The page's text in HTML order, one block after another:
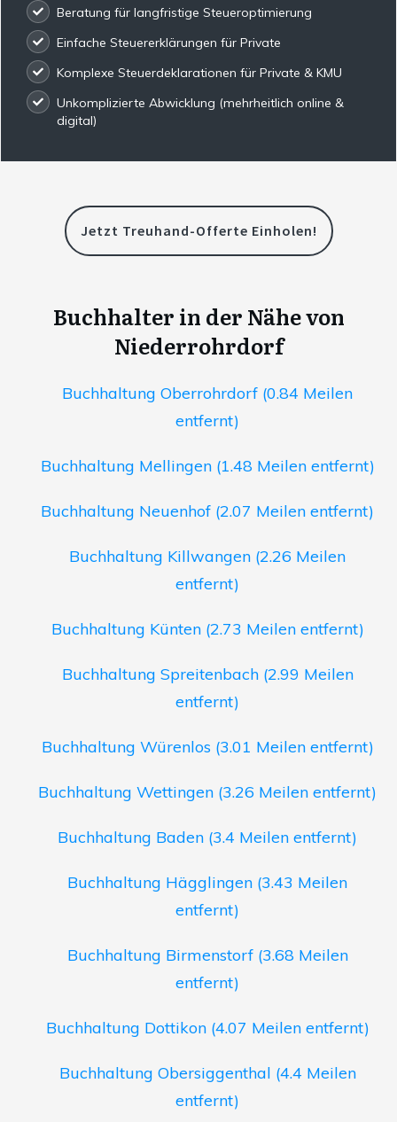
Beratung für langfristige Steueroptimierung
Einfache Steuererklärungen für Private
Komplexe Steuerdeklarationen für Private & KMU
Unkomplizierte Abwicklung (mehrheitlich online &
digital)
Jetzt Treuhand-Offerte Einholen!
Buchhalter in der Nähe von
Niederrohrdorf
Buchhaltung Oberrohrdorf (0.84 Meilen
entfernt)
Buchhaltung Mellingen (1.48 Meilen entfernt)
Buchhaltung Neuenhof (2.07 Meilen entfernt)
Buchhaltung Killwangen (2.26 Meilen
entfernt)
Buchhaltung Künten (2.73 Meilen entfernt)
Buchhaltung Spreitenbach (2.99 Meilen
entfernt)
Buchhaltung Würenlos (3.01 Meilen entfernt)
Buchhaltung Wettingen (3.26 Meilen entfernt)
Buchhaltung Baden (3.4 Meilen entfernt)
Buchhaltung Hägglingen (3.43 Meilen
entfernt)
Buchhaltung Birmenstorf (3.68 Meilen
entfernt)
Buchhaltung Dottikon (4.07 Meilen entfernt)
Buchhaltung Obersiggenthal (4.4 Meilen
entfernt)